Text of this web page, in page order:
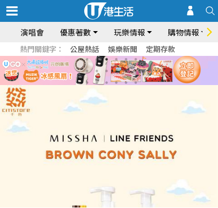
演唱會 優惠著數 玩樂情報 購物情報
熱門關鍵字： 公屋熱話 娛樂新聞 定期存款